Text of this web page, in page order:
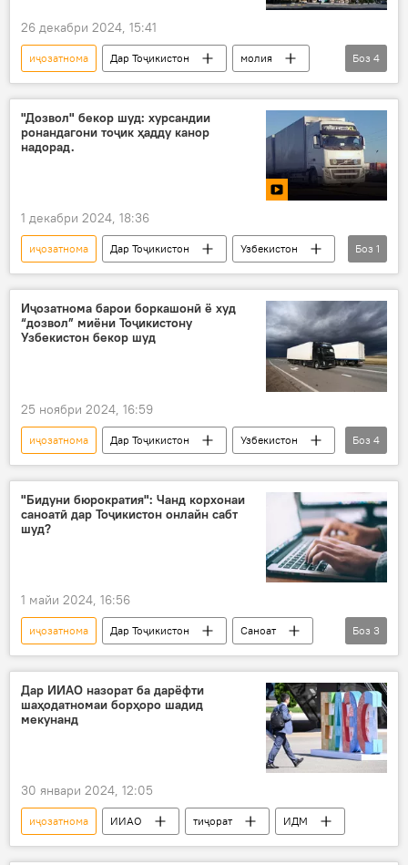
26 декабри 2024, 15:41
иҷозатнома Дар Тоҷикистон
молия
бонк
БМТ
Бонки Миллӣ
бозхонд
Боз 4
"Дозвол" бекор шуд: хурсандии
ронандагони тоҷик ҳадду канор
надорад.
1 декабри 2024, 18:36
иҷозатнома Дар Тоҷикистон
Узбекистон
Видео
Боз 1
Иҷозатнома барои боркашонӣ ё худ
“дозвол” миёни Тоҷикистону
Узбекистон бекор шуд
25 ноябри 2024, 16:59
иҷозатнома Дар Тоҷикистон
Узбекистон
Нақлиёт
транзит
тасвиб
парлумон
Боз 4
"Бидуни бюрократия": Чанд корхонаи
саноатӣ дар Тоҷикистон онлайн сабт
шуд?
1 майи 2024, 16:56
иҷозатнома Дар Тоҷикистон
Саноат
онлайн
Вазорати саноат ва технологияҳои нави Тоҷикистон
коргоҳ
Боз 3
Дар ИИАО назорат ба дарёфти
шаҳодатномаи борҳоро шадид
мекунанд
30 январи 2024, 12:05
иҷозатнома ИИАО тиҷорат ИДМ